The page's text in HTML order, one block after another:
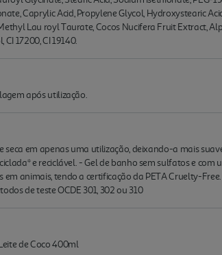
Caprylic Acid, Propylene Glycol, Hydroxystearic
Lau royl Taurate, Cocos Nucifera Fruit Extract,
17200, CI 19140.
após utilização.
em apenas uma utilização, deixando-a mais
e reciclável. - Gel de banho sem sulfatos e
animais, tendo a certificação da PETA Cruelty-
de teste OCDE 301, 302 ou 310
de Coco 400ml